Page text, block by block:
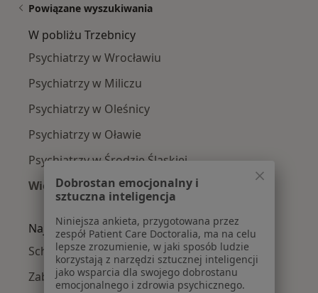
Powiązane wyszukiwania
W pobliżu Trzebnicy
Psychiatrzy w Wrocławiu
Psychiatrzy w Miliczu
Psychiatrzy w Oleśnicy
Psychiatrzy w Oławie
Psychiatrzy w Środzie Śląskiej
Więcej (14)
Więcej w kategorii: W pobliżu Trzebnicy
Najczęście leczone choroby
Schizofrenia w Trzebnicy
Zaburzenia lękowe w Trzebnicy
Dobrostan emocjonalny i
sztuczna inteligencja
Niniejsza ankieta, przygotowana przez
zespół Patient Care Doctoralia, ma na celu
lepsze zrozumienie, w jaki sposób ludzie
korzystają z narzędzi sztucznej inteligencji
jako wsparcia dla swojego dobrostanu
emocjonalnego i zdrowia psychicznego.